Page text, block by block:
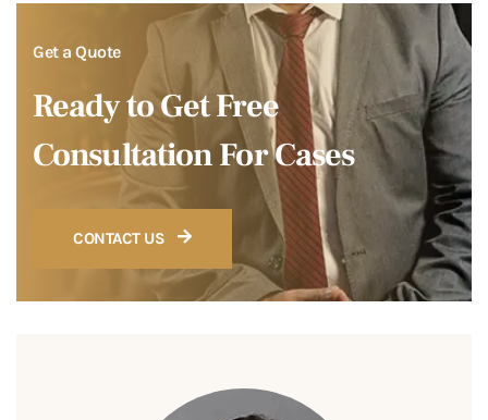
Get a Quote
Ready to Get Free
Consultation For Cases
CONTACT US